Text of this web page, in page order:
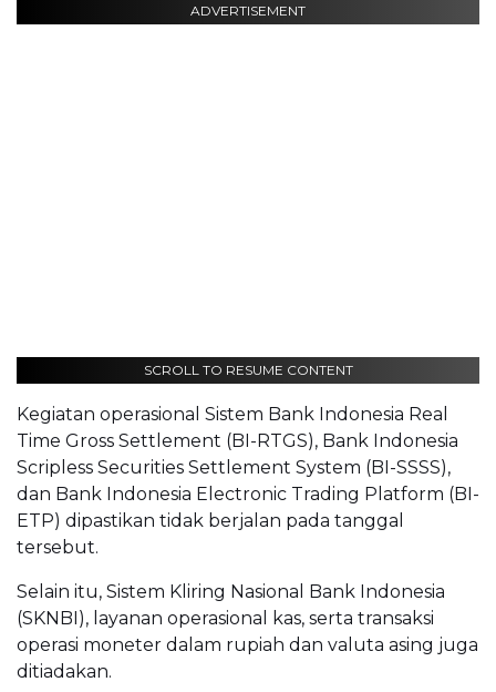
ADVERTISEMENT
SCROLL TO RESUME CONTENT
Kegiatan operasional Sistem Bank Indonesia Real
Time Gross Settlement (BI-RTGS), Bank Indonesia
Scripless Securities Settlement System (BI-SSSS),
dan Bank Indonesia Electronic Trading Platform (BI-
ETP) dipastikan tidak berjalan pada tanggal
tersebut.
Selain itu, Sistem Kliring Nasional Bank Indonesia
(SKNBI), layanan operasional kas, serta transaksi
operasi moneter dalam rupiah dan valuta asing juga
ditiadakan.